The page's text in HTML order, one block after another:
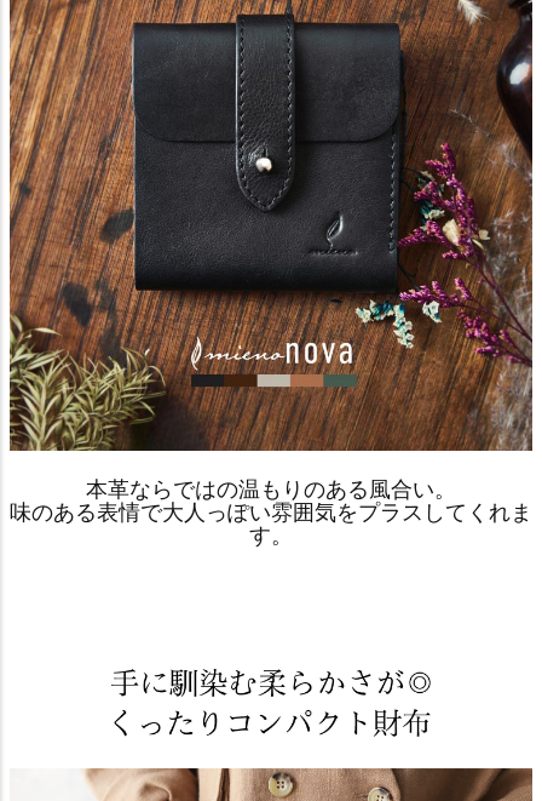
本革ならではの温もりのある風合い。
味のある表情で大人っぽい雰囲気をプラスしてくれま
す。